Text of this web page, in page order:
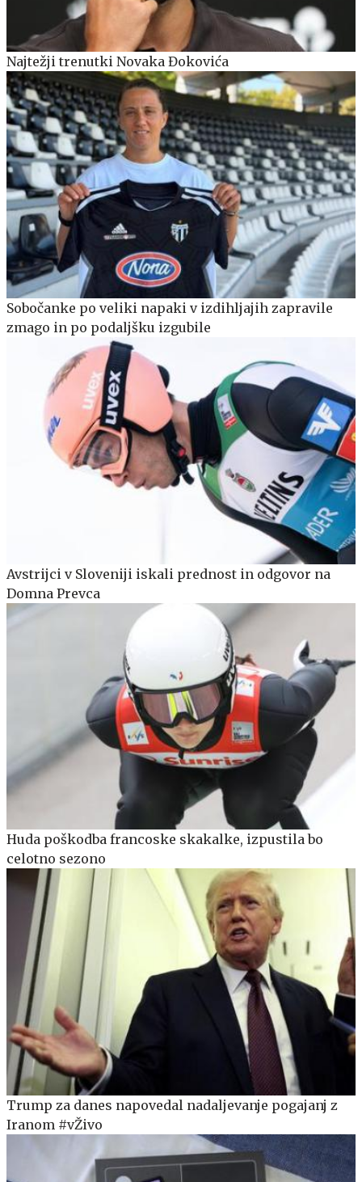
Najtežji trenutki Novaka Đokovića
Sobočanke po veliki napaki v izdihljajih zapravile
zmago in po podaljšku izgubile
Avstrijci v Sloveniji iskali prednost in odgovor na
Domna Prevca
Huda poškodba francoske skakalke, izpustila bo
celotno sezono
Trump za danes napovedal nadaljevanje pogajanj z
Iranom #vŽivo